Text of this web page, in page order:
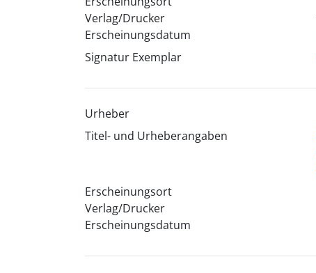
Verlag/Drucker
Erscheinungsdatum
Signatur Exemplar
Urheber
Titel- und Urheberangaben
Erscheinungsort
Verlag/Drucker
Erscheinungsdatum